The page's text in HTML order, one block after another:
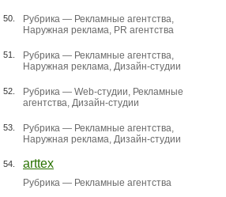
50. Рубрика — Рекламные агентства,
Наружная реклама, PR агентства
51. Рубрика — Рекламные агентства,
Наружная реклама, Дизайн-студии
52. Рубрика — Web-студии, Рекламные
агентства, Дизайн-студии
53. Рубрика — Рекламные агентства,
Наружная реклама, Дизайн-студии
54. arttex
Рубрика — Рекламные агентства